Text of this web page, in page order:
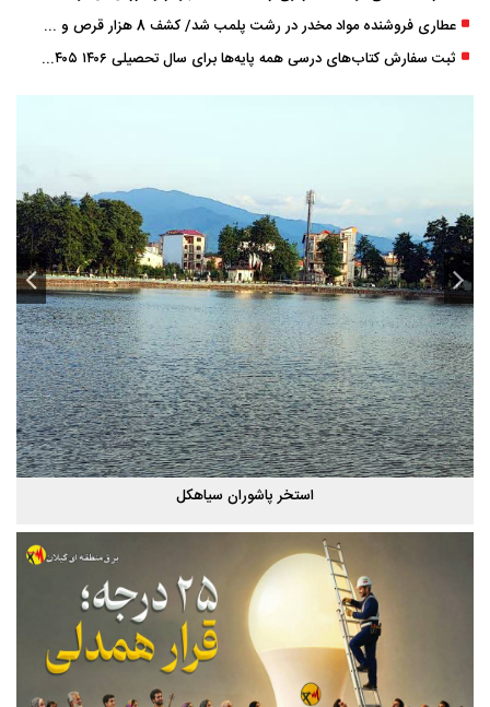
عطاری فروشنده مواد مخدر در رشت پلمب شد/ کشف 8 هزار قرص و 50 لیتر شربت توهم ‌زا
ثبت سفارش کتاب‌های درسی همه پایه‌ها برای سال تحصیلی ۱۴۰۶ ۱۴۰۵ فعال شد
استخر پاشوران سیاهکل